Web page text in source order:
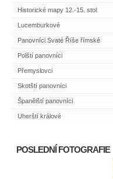
Historické mapy 12.-15. stol.
Lucemburkové
Panovníci Svaté Říše římské
Polští panovníci
Přemyslovci
Skotští panovníci
Španělští panovníci
Uherští králové
POSLEDNÍ FOTOGRAFIE